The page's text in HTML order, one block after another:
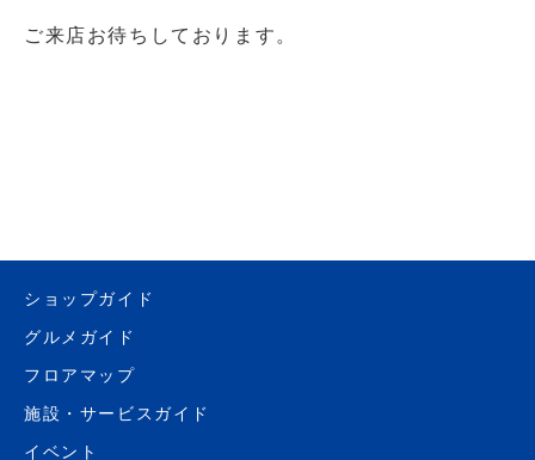
ご来店お待ちしております。
ショップガイド
グルメガイド
フロアマップ
施設・サービスガイド
イベント